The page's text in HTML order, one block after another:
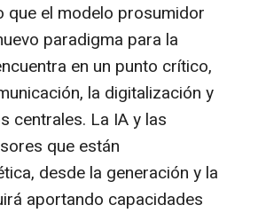
el modelo prosumidor
paradigma para la
en un punto crítico,
la digitalización y
centrales. La IA y las
que están
desde la generación y la
aportando capacidades